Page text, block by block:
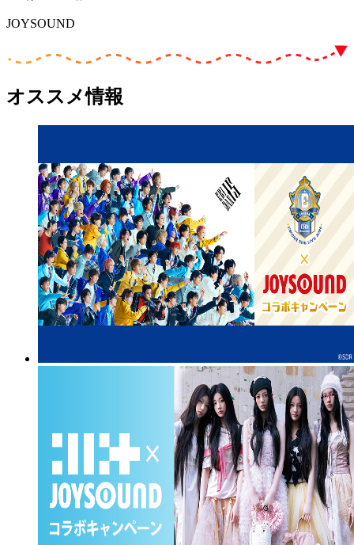
JOYSOUND
オススメ情報